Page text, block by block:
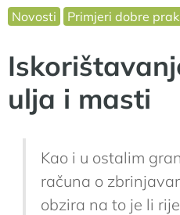
Novosti Primjeri dobre
ulja i masti
Kao i u ostalim
računa o
obzira na to je li